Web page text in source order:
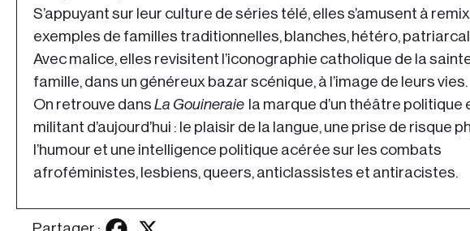
S’appuyant sur leur culture de séries télé, elles s’amusent à
exemples de familles traditionnelles, blanches, hétéro,
Avec malice, elles revisitent l’iconographie catholique de la
famille, dans un généreux bazar scénique, à l’image de leurs vies.
On retrouve dans La Gouineraie la marque d’un théâtre politique
militant d’aujourd’hui : le plaisir de la langue, une prise de risque
l’humour et une intelligence politique acérée sur les combats
afroféministes, lesbiens, queers, anticlassistes et antiracistes.